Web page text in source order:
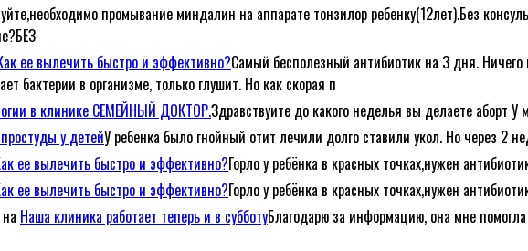
промывание миндалин на аппарате тонзилор ребенку(12лет).Без
ее вылечить быстро и эффективно?Самый бесполезный антибиотик на 3 дня.
бактерии в организме, только глушит. Но как скорая п
в клинике СЕМЕЙНЫЙ ДОКТОР.Здравствуите до какого неделья вы делаете аборт
у детейУ ребенка было гнойный отит лечили долго ставили укол. Но через 2
ее вылечить быстро и эффективно?Горло у ребёнка в красных точках,нужен
ее вылечить быстро и эффективно?Горло у ребёнка в красных точках,нужен
на Наша клиника работает теперь и в субботуБлагодарю за информацию, она мне